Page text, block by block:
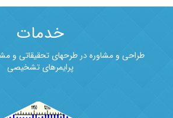
خدمات
طراحی و مشاوره در طرحهای تحقیقاتی و
پرایمرهای تشخیصی